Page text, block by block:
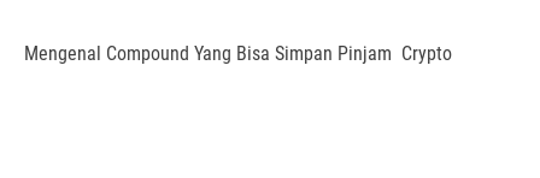
Mengenal Compound Yang Bisa Simpan Pinjam Crypto